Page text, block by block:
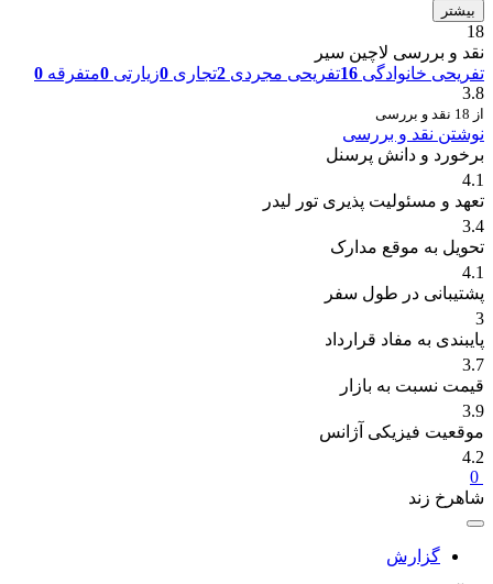
بیشتر
18
نقد و بررسی لاچین سیر
تفریحی خانوادگی 16تفریحی مجردی 2تجاری 0زیارتی 0متفرقه 0
3.8
از 18 نقد و بررسی
نوشتن نقد و بررسی
برخورد و دانش پرسنل
4.1
تعهد و مسئولیت پذیری تور لیدر
3.4
تحویل به موقع مدارک
4.1
پشتیبانی در طول سفر
3
پایبندی به مفاد قرارداد
3.7
قیمت نسبت به بازار
3.9
موقعیت فیزیکی آژانس
4.2
0
شاهرخ زند
گزارش